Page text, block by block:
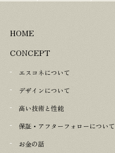
HOME
CONCEPT
エスコネについて
デザインについて
高い技術と性能
保証・アフターフォローについて
お金の話